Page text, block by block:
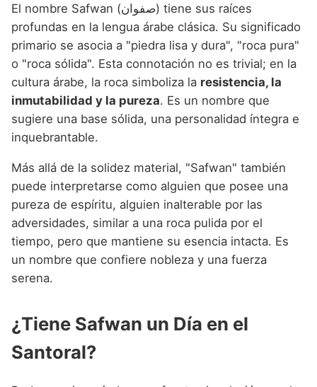
El nombre Safwan (صفوان) tiene sus raíces
profundas en la lengua árabe clásica. Su significado
primario se asocia a "piedra lisa y dura", "roca pura"
o "roca sólida". Esta connotación no es trivial; en la
cultura árabe, la roca simboliza la resistencia, la
inmutabilidad y la pureza. Es un nombre que
sugiere una base sólida, una personalidad íntegra e
inquebrantable.
Más allá de la solidez material, "Safwan" también
puede interpretarse como alguien que posee una
pureza de espíritu, alguien inalterable por las
adversidades, similar a una roca pulida por el
tiempo, pero que mantiene su esencia intacta. Es
un nombre que confiere nobleza y una fuerza
serena.
¿Tiene Safwan un Día en el
Santoral?